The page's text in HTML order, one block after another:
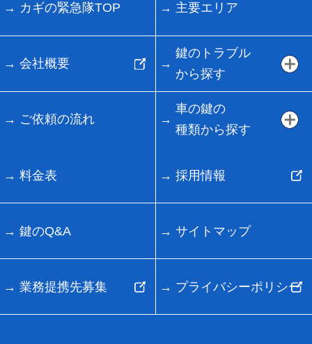
カギの緊急隊TOP 主要エリア
会社概要
鍵のトラブル
から探す
ご依頼の流れ
車の鍵の
種類から探す
料金表 採用情報
鍵のQ&A サイトマップ
業務提携先募集 プライバシーポリシー